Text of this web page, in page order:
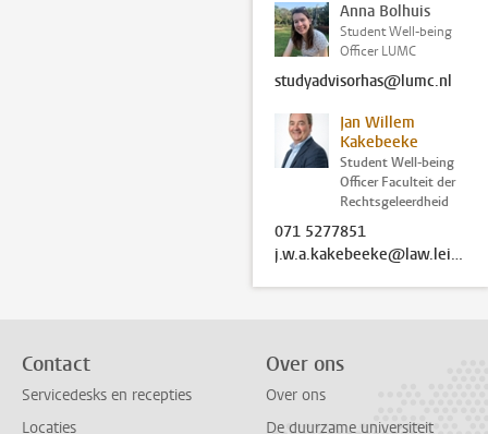
Anna Bolhuis
Student Well-being
Officer LUMC
studyadvisorhas@lumc.nl
Jan Willem
Kakebeeke
Student Well-being
Officer Faculteit der
Rechtsgeleerdheid
071 5277851
j.w.a.kakebeeke@law.leidenuniv.nl
Contact
Servicedesks en recepties
Locaties
Over ons
Over ons
De duurzame universiteit